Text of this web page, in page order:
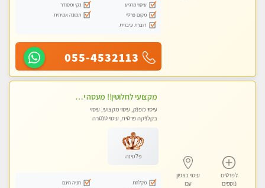
עיסוי מרגיע
נקי ומסודר
מקום פרטי
תמונה אמיתית
דוברת עיברית
055-4532113
לפרטים
נוספים
עיסוי בצפון
עכו
מקצועי לחלוטין!! מעסה יפה איכותית מקצועית ומפנקת מאוד פרטי מומלץ בחום.עיסוי מפנק מאוווד.
עיסוי מפנק, עיסוי מקצועי, עיסוי
בקלניקה פרטית, עיסוי טנטרה
פלטינה
מקלחת
חניה חינם